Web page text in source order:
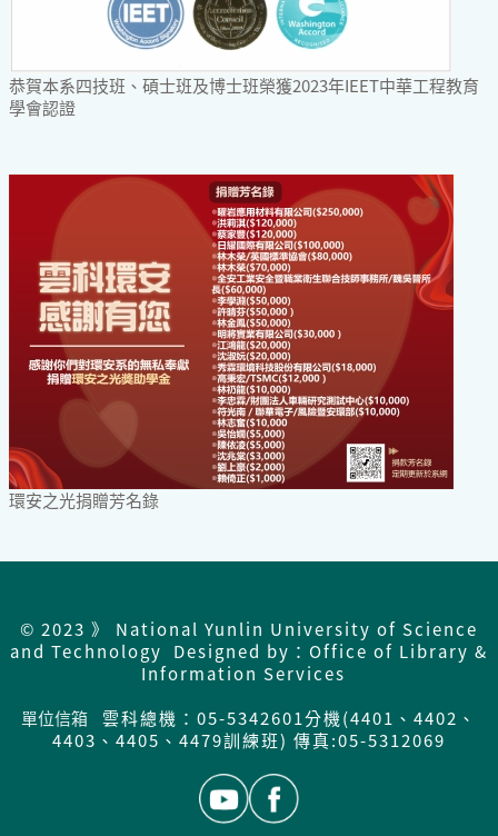
恭賀本系四技班、碩士班及博士班榮獲2023年IEET中華工程教育
學會認證
環安之光捐贈芳名錄
© 2023 》 National Yunlin University of Science
and Technology Designed by：Office of Library &
Information Services
單位信箱
雲科總機：05-5342601分機(4401、4402、
4403、4405、4479訓練班) 傳真:05-5312069